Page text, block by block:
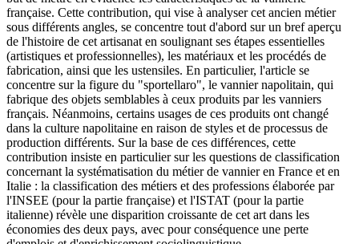
française. Cette contribution, qui vise à analyser cet ancien métier
sous différents angles, se concentre tout d'abord sur un bref aperçu
de l'histoire de cet artisanat en soulignant ses étapes essentielles
(artistiques et professionnelles), les matériaux et les procédés de
fabrication, ainsi que les ustensiles. En particulier, l'article se
concentre sur la figure du "sportellaro", le vannier napolitain, qui
fabrique des objets semblables à ceux produits par les vanniers
français. Néanmoins, certains usages de ces produits ont changé
dans la culture napolitaine en raison de styles et de processus de
production différents. Sur la base de ces différences, cette
contribution insiste en particulier sur les questions de classification
concernant la systématisation du métier de vannier en France et en
Italie : la classification des métiers et des professions élaborée par
l'INSEE (pour la partie française) et l'ISTAT (pour la partie
italienne) révèle une disparition croissante de cet art dans les
économies des deux pays, avec pour conséquence une perte